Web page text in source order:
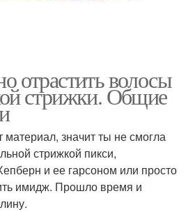
отрастить волосы
стрижки. Общие
материал, значит ты не смогла
стрижкой пикси,
и ее гарсоном или просто
имидж. Прошло время и